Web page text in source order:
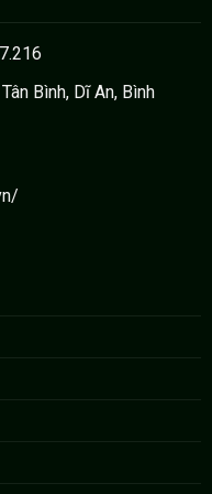
Bình, Dĩ An, Bình